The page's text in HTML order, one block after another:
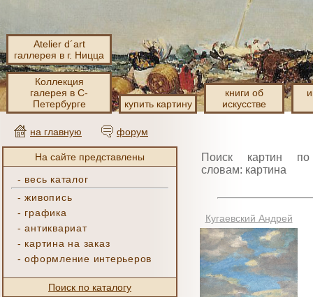
Atelier d´art
галлерея в г. Ницца
Коллекция
галерея в С-
Петербурге
купить картину
книги об
искусстве
на главную форум
На сайте представлены
- весь каталог
-живопись
- графика
-антиквариат
- картина на заказ
-оформление интерьеров
Поиск по каталогу
Поиск картин
словам: картина
Кугаевский Андрей